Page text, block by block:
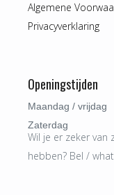
Algemene
Privacyverklaring
Openingstijden
Maandag / vrijdag
Zaterdag
Wil je er zeker van
hebben? Bel /